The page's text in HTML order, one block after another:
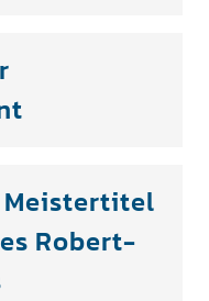
Meistertitel
Robert-